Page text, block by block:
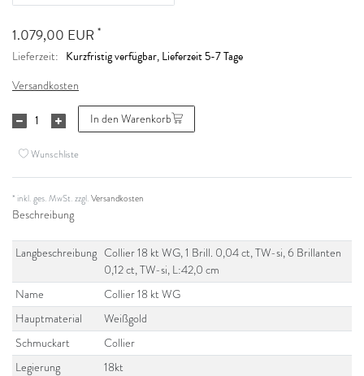
1.079,00 EUR *
Lieferzeit: Kurzfristig verfügbar, Lieferzeit 5-7 Tage
Versandkosten
In den Warenkorb
Wunschliste
* inkl. ges. MwSt. zzgl.Versandkosten
Beschreibung
Langbeschreibung Collier 18 kt WG, 1 Brill. 0,04 ct, TW-si, 6 Brillanten
0,12 ct, TW-si, L:42,0 cm
Name
Collier 18 kt WG
Hauptmaterial
Weißgold
Schmuckart
Collier
Legierung
18kt